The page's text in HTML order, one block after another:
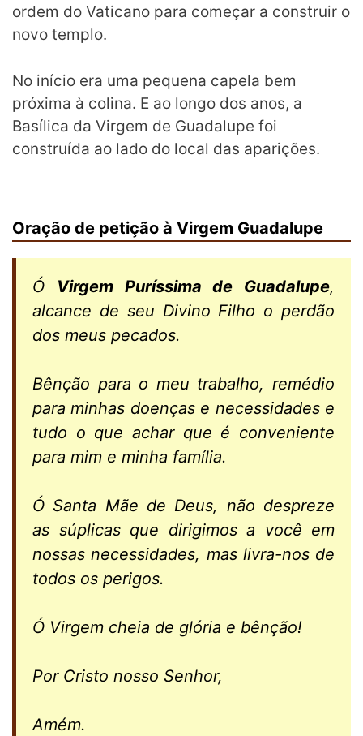
ordem do Vaticano para começar a construir o
novo templo.
No início era uma pequena capela bem
próxima à colina. E ao longo dos anos, a
Basílica da Virgem de Guadalupe foi
construída ao lado do local das aparições.
Oração de petição à Virgem Guadalupe
Ó Virgem Puríssima de Guadalupe,
alcance de seu Divino Filho o perdão
dos meus pecados.
Bênção para o meu trabalho, remédio
para minhas doenças e necessidades e
tudo o que achar que é conveniente
para mim e minha família.
Ó Santa Mãe de Deus, não despreze
as súplicas que dirigimos a você em
nossas necessidades, mas livra-nos de
todos os perigos.
Ó Virgem cheia de glória e bênção!
Por Cristo nosso Senhor,
Amém.